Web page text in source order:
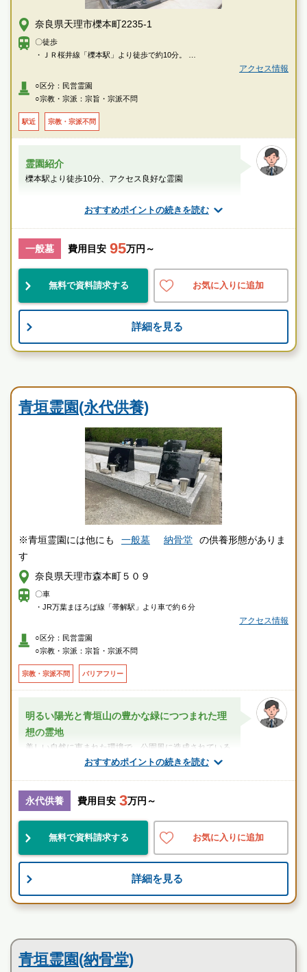
奈良県天理市櫟本町2235-1
〇徒歩
・ＪＲ桜井線「櫟本駅」より徒歩で約10分。
・ＪＲ桜井線「櫟本駅」よりバスをご利用の場合は「白川橋」下車、徒歩
で約5分
・西名阪自動車道「天理インター」より車で約3分
アクセス情報
○区分：民営霊園
○宗教・宗派：宗旨・宗派不問
駅近 宗教・宗派不問
おすすめポイントの続きを読む
霊園紹介
櫟本駅より徒歩10分、アクセス良好な霊園
駅近
お墓のことなら何でもご相談ください
現地を見学して実際の雰囲気をお確かめください
す
一般墓 費用目安 95万円～
無料で資料請求する お気に入りに追加
詳細を見る
青垣霊園(永代供養)
※青垣霊園には他にも 一般墓 納骨堂
の供養形態がありま
す
奈良県天理市森本町５０９
〇車
・JR万葉まほろば線「帯解駅」より車で約６分
アクセス情報
○区分：民営霊園
○宗教・宗派：宗旨・宗派不問
宗教・宗派不問 バリアフリー
おすすめポイントの続きを読む
明るい陽光と青垣山の豊かな緑につつまれた理
想の霊地
美しい自然に恵まれた環境で、公園風に造成されている
のが特徴です。東に大和青垣国定公園があり、西には大
帯解駅
便利 民営 宗教不問
お墓のことなら何でもご相談ください
霊園墓地のプロフェッショナルが無料でご案内いたしま
す
永代供養 費用目安 3万円～
無料で資料請求する お気に入りに追加
詳細を見る
青垣霊園(納骨堂)